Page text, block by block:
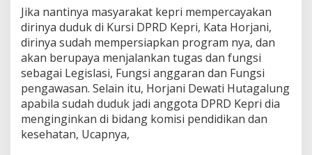
1
9
Jika nantinya masyarakat kepri mempercayakan
dirinya duduk di Kursi DPRD Kepri, Kata Horjani,
dirinya sudah mempersiapkan program nya, dan
akan berupaya menjalankan tugas dan fungsi
sebagai Legislasi, Fungsi anggaran dan Fungsi
pengawasan. Selain itu, Horjani Dewati Hutagalung
apabila sudah duduk jadi anggota DPRD Kepri dia
menginginkan di bidang komisi pendidikan dan
kesehatan, Ucapnya,